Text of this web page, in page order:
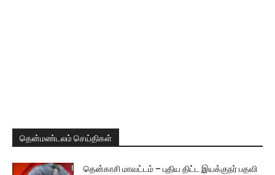
தென்மண்டலம் செய்திகள்
தென்காசி மாவட்டம் – புதிய திட்ட இயக்குநர் பதவி